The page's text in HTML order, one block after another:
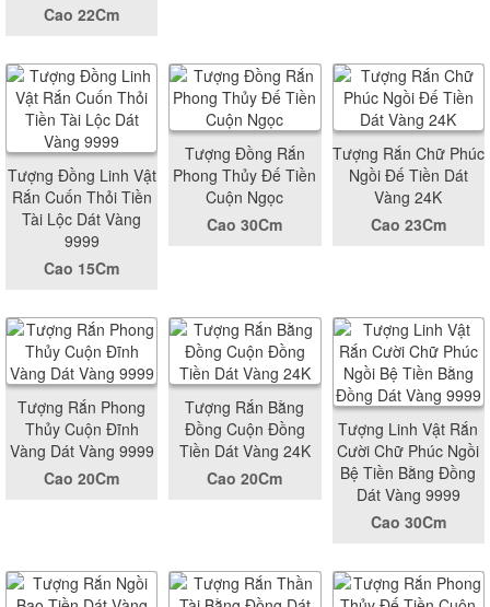
Cao 22Cm
Tượng Đồng Linh Vật
Rắn Cuốn Thỏi Tiền
Tài Lộc Dát Vàng
9999
Cao 15Cm
Tượng Đồng Rắn
Phong Thủy Đế Tiền
Cuộn Ngọc
Cao 30Cm
Tượng Rắn Chữ Phúc
Ngồi Đế Tiền Dát
Vàng 24K
Cao 23Cm
Tượng Rắn Phong
Thủy Cuộn Đĩnh
Vàng Dát Vàng 9999
Cao 20Cm
Tượng Rắn Bằng
Đồng Cuộn Đồng
Tiền Dát Vàng 24K
Cao 20Cm
Tượng Linh Vật Rắn
Cười Chữ Phúc Ngồi
Bệ Tiền Bằng Đồng
Dát Vàng 9999
Cao 30Cm